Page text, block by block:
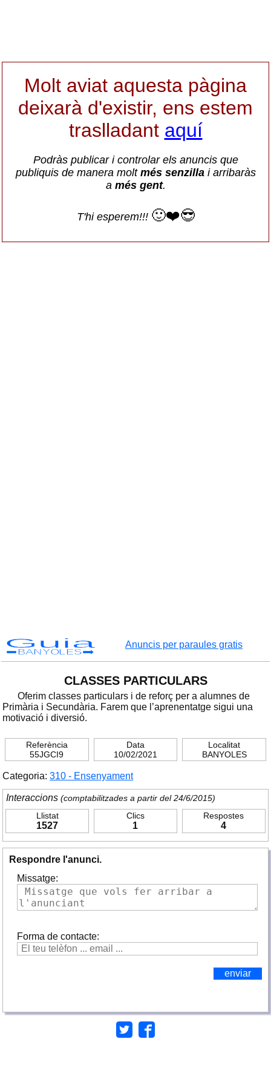
Molt aviat aquesta pàgina
deixarà d'existir, ens estem
traslladant aquí
Podràs publicar i controlar els anuncis que
publiquis de manera molt més senzillai arribaràs
a més gent.
T'hi esperem!!! 🙂❤️😎
Guia
BANYOLES
Anuncis per paraules gratis
CLASSES PARTICULARS
Oferim classes particulars i de reforç per a alumnes de
Primària i Secundària. Farem que l’aprenentatge sigui una
motivació i diversió.
Referència
55JGCI9
Data
10/02/2021
Localitat
BANYOLES
Categoria: 310 - Ensenyament
Interaccions (comptabilitzades a partir del 24/6/2015)
Llistat
1527
Clics
1
Respostes
4
Respondre l'anunci.
Missatge:
Forma de contacte: